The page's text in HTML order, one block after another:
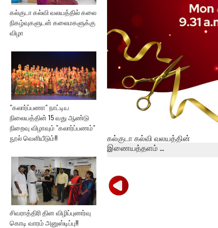
கல்குடா கல்வி வலயத்தில் கலை
நிகழ்வுகளுடன் கலைமகளுக்கு
விழா
"கலார்ப்பணா" நாட்டிய
நிலையத்தின் 15 வது ஆண்டு
நிறைவு விழாவும் "கலார்ப்பணம்"
நூல் வெளியீடும்!!
சிவராத்திரி தின விழிப்புணர்வு
கொடி வாரம் அனுஸ்டிப்பு!!
கல்குடா கல்வி வலயத்தின்
இணையத்தளம் ...